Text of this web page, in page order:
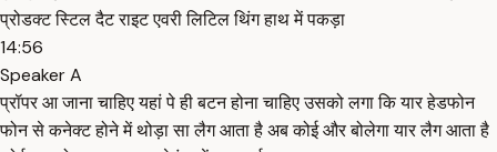
प्रोडक्ट स्टिल दैट राइट एवरी लिटिल थिंग हाथ में पकड़ा
14:56
Speaker A
प्रॉपर आ जाना चाहिए यहां पे ही बटन होना चाहिए उसको लगा कि यार हेडफोन
फोन से कनेक्ट होने में थोड़ा सा लैग आता है अब कोई और बोलेगा यार लैग आता है